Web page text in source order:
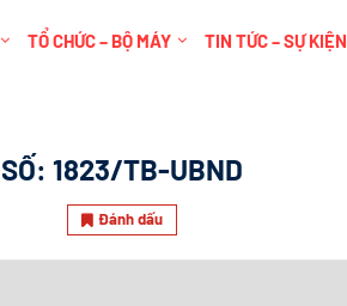
TỔ CHỨC – BỘ MÁY TIN TỨC – SỰ KIỆN
SỐ:1823/TB-UBND
Đánh dấu